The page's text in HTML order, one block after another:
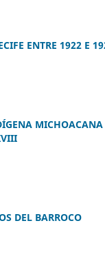
ENTRE 1922 E
DEL BARROCO